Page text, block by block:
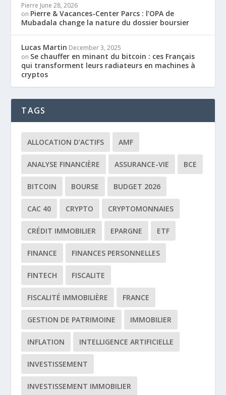
Pierre June 28, 2026
on Pierre & Vacances-Center Parcs : l’OPA de
Mubadala change la nature du dossier boursier
Lucas Martin December 3, 2025
on Se chauffer en minant du bitcoin : ces Français
qui transforment leurs radiateurs en machines à
cryptos
TAGS
ALLOCATION D’ACTIFS AMF
ANALYSE FINANCIÈRE ASSURANCE-VIE BCE
BITCOIN BOURSE BUDGET 2026
CAC 40 CRYPTO CRYPTOMONNAIES
CRÉDIT IMMOBILIER EPARGNE ETF
FINANCE FINANCES PERSONNELLES
FINTECH FISCALITE
FISCALITÉ IMMOBILIÈRE FRANCE
GESTION DE PATRIMOINE IMMOBILIER
INFLATION INTELLIGENCE ARTIFICIELLE
INVESTISSEMENT
INVESTISSEMENT IMMOBILIER